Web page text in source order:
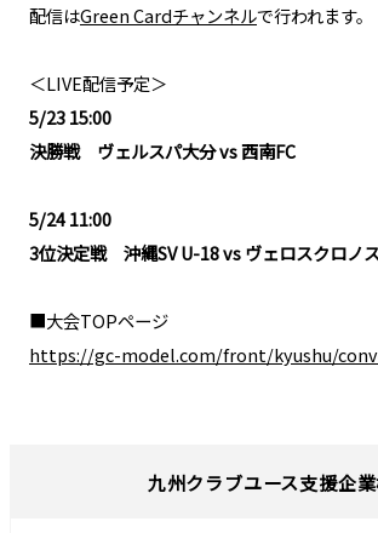
​​配信はGreen Cardチャンネルで行われます。
＜LIVE配信予定＞
5/23 15:00
決勝戦 ヴェルスパ大分 vs 西南FC
5/24 11:00
3位決定戦 沖縄SV U-18 vs ヴェロスクロノ
■大会TOPページ
https://gc-model.com/front/kyushu/
九州クラブユース支援企